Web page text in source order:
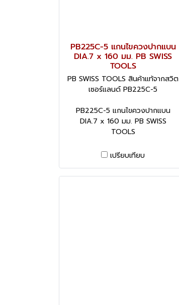
PB225C-5 แกนไขควงปากแบน
DIA.7 x 160 มม. PB SWISS
TOOLS
PB SWISS TOOLS สินค้าแท้จากสวิต
เซอร์แลนด์ PB225C-5
PB225C-5 แกนไขควงปากแบน
DIA.7 x 160 มม. PB SWISS
TOOLS
เปรียบเทียบ